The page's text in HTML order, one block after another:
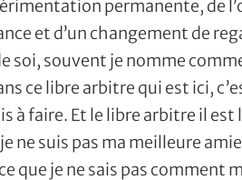
permanente, de
et d’un changement de
soi, souvent je nomme
ce libre arbitre qui est ici,
à faire. Et le libre arbitre il
suis pas ma meilleure
que je ne sais pas